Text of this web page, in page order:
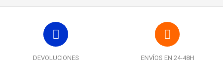
DEVOLUCIONES ENVÍOS EN 24-48H